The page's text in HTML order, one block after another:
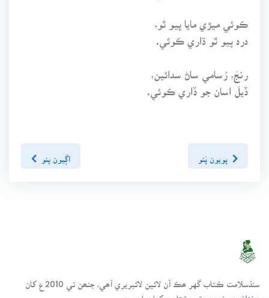
ڪوئي ميڙي مايا پيو ٿو،
درد پيو ٿو ڌاري ڪوئي.
رنجَ، رُسامي ساڻ سدائين،
ڏيلَ اسان جو ڏاري ڪوئي.
پويون پَنو اڳيون پنو
سنڌسلامت ڪتاب گهر ھڪ آن لائين لائبريري آھي، جنھن تي 2010ع کان
مختلف موضوعن تي ڪتاب رکيا پيا وڃن.